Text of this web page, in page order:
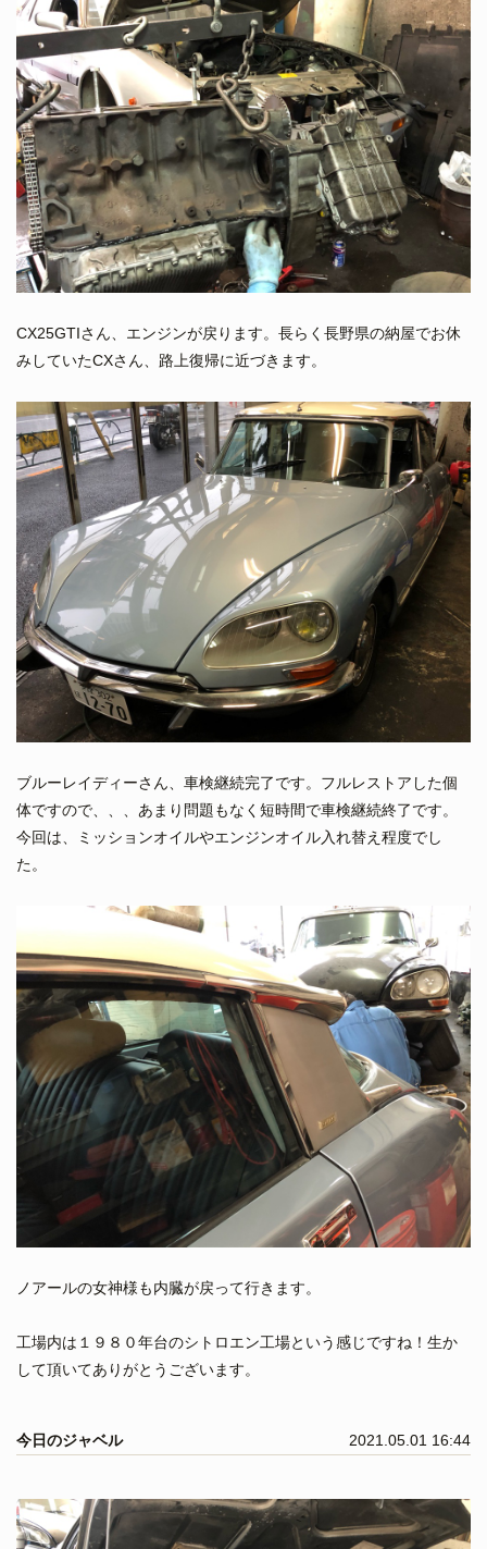
CX25GTIさん、エンジンが戻ります。長らく長野県の納屋でお休
みしていたCXさん、路上復帰に近づきます。
ブルーレイディーさん、車検継続完了です。フルレストアした個
体ですので、、、あまり問題もなく短時間で車検継続終了です。
今回は、ミッションオイルやエンジンオイル入れ替え程度でし
た。
ノアールの女神様も内臓が戻って行きます。
工場内は１９８０年台のシトロエン工場という感じですね！生か
して頂いてありがとうございます。
今日のジャベル 2021.05.01 16:44